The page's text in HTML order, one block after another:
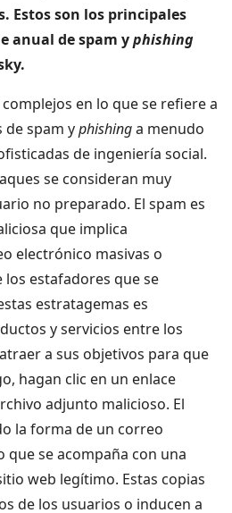
Estos son los principales
anual de spam yphishing
en lo que se refiere a
de spam yphishinga menudo
de ingeniería social.
se consideran muy
no preparado. El spam es
que implica
electrónico masivas o
estafadores que se
estratagemas es
y servicios entre los
a sus objetivos para que
hagan clic en un enlace
adjunto malicioso. El
la forma de un correo
que se acompaña con una
web legítimo. Estas copias
de los usuarios o inducen a